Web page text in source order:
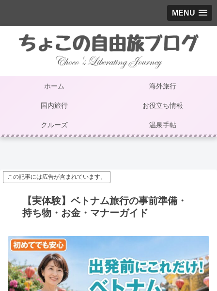
MENU
ホーム 海外旅行
国内旅行 お役立ち情報
クルーズ 温泉手帖
この記事には広告が含まれています。
【実体験】ベトナム旅行の事前準備・
持ち物・お金・マナーガイド